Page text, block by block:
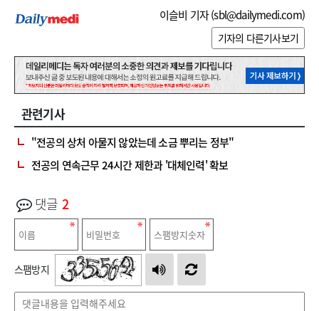
이슬비 기자 (sbl@dailymedi.com)
기자의 다른기사보기
관련기사
"전공의 상처 아물지 않았는데 소금 뿌리는 정부"
전공의 연속근무 24시간 제한과 '대체인력' 확보
댓글 2
스팸방지